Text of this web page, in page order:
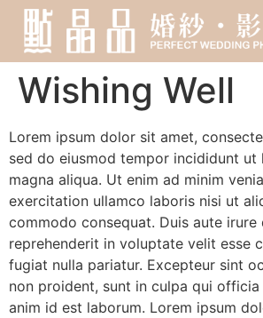
Wishing Well
Lorem ipsum dolor sit amet,
sed do eiusmod tempor incididunt
magna aliqua. Ut enim ad minim
exercitation ullamco laboris nisi ut
commodo consequat. Duis aute irure
reprehenderit in voluptate velit esse
fugiat nulla pariatur. Excepteur sint
non proident, sunt in culpa qui
anim id est laborum. Lorem ipsum